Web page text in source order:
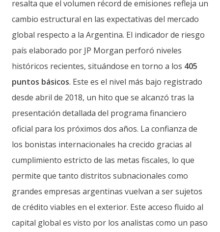
resalta que el volumen récord de emisiones refleja un
cambio estructural en las expectativas del mercado
global respecto a la Argentina. El indicador de riesgo
país elaborado por JP Morgan perforó niveles
históricos recientes, situándose en torno a los 405
puntos básicos. Este es el nivel más bajo registrado
desde abril de 2018, un hito que se alcanzó tras la
presentación detallada del programa financiero
oficial para los próximos dos años. La confianza de
los bonistas internacionales ha crecido gracias al
cumplimiento estricto de las metas fiscales, lo que
permite que tanto distritos subnacionales como
grandes empresas argentinas vuelvan a ser sujetos
de crédito viables en el exterior. Este acceso fluido al
capital global es visto por los analistas como un paso